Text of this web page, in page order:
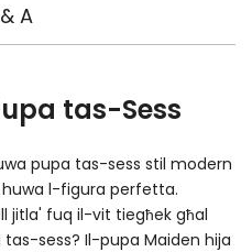
A
tas-Sess
pupa tas-sess stil modern
l-figura perfetta.
jitla' fuq il-vit tiegħek għal
sess? Il-pupa Maiden hija